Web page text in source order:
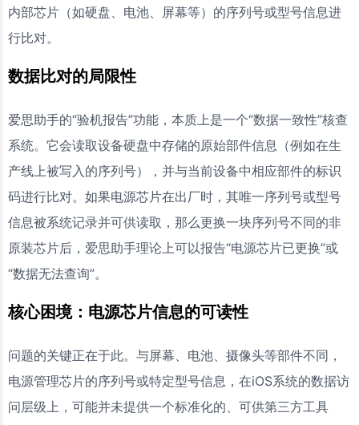
内部芯片（如硬盘、电池、屏幕等）的序列号或型号信息进
行比对。
数据比对的局限性
爱思助手的“验机报告”功能，本质上是一个“数据一致性”核查
系统。它会读取设备硬盘中存储的原始部件信息（例如在生
产线上被写入的序列号），并与当前设备中相应部件的标识
码进行比对。如果电源芯片在出厂时，其唯一序列号或型号
信息被系统记录并可供读取，那么更换一块序列号不同的非
原装芯片后，爱思助手理论上可以报告“电源芯片已更换”或
“数据无法查询”。
核心困境：电源芯片信息的可读性
问题的关键正在于此。与屏幕、电池、摄像头等部件不同，
电源管理芯片的序列号或特定型号信息，在iOS系统的数据访
问层级上，可能并未提供一个标准化的、可供第三方工具